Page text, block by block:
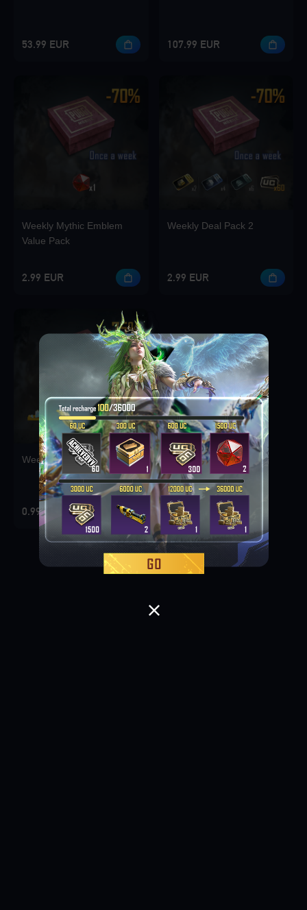
53.99 EUR 107.99 EUR
Weekly Mythic Emblem
Value Pack
2.99 EUR
Weekly Deal Pack 2
2.99 EUR
Weekly Deal Pack 1
0.99 EUR